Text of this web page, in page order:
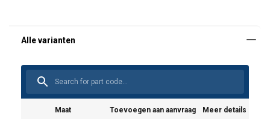
Maat Toevoegen aan aanvraag Meer details
Gebruikershandleiding:
Instruction-manual-CE-Airmotor-AM5000-1.pdf